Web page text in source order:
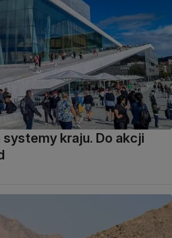
systemy kraju. Do akcji